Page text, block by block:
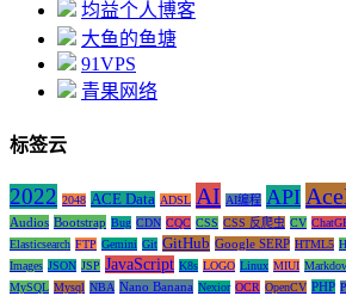
均益个人博客
大鱼的鱼塘
91VPS
青果网络
标签云
2022 2048 ACE Data ADSL AI AI编程 API
Audios Bootstrap Bug CDN CQC CSS CSS 反爬虫 CV
Elasticsearch FTP Gemini Git GitHub Google SERP HTML5
Images JSON JSP JavaScript K8s LOGO Linux MIUI
MySQL Mysql NBA Nano Banana Nexior OCR OpenCV PHP